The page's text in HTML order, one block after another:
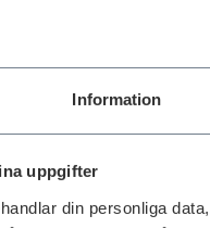
Information
uppgifter
din personliga